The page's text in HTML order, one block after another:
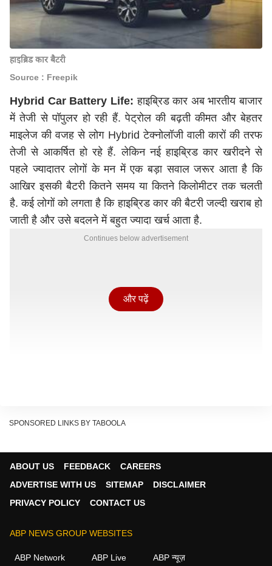
हाइब्रिड कार बैटरी
Source : Freepik
Hybrid Car Battery Life: हाइब्रिड कार अब भारतीय बाजार
में तेजी से पॉपुलर हो रही हैं. पेट्रोल की बढ़ती कीमत और बेहतर
माइलेज की वजह से लोग Hybrid टेक्नोलॉजी वाली कारों की तरफ
तेजी से आकर्षित हो रहे हैं. लेकिन नई हाइब्रिड कार खरीदने से
पहले ज्यादातर लोगों के मन में एक बड़ा सवाल जरूर आता है कि
आखिर इसकी बैटरी कितने समय या कितने किलोमीटर तक चलती
है. कई लोगों को लगता है कि हाइब्रिड कार की बैटरी जल्दी खराब हो
जाती है और उसे बदलने में बहुत ज्यादा खर्च आता है.
Continues below advertisement
जानकारी सामने आई है, उसने कई पुराने मिथ तोड़ दिए हैं. रिपोर्ट के
लंबा साथ देती है. सही तरीके से इस्तेमाल और समय पर सर्विसिंग
और पढ़ें
SPONSORED LINKS BY TABOOLA
ABOUT US FEEDBACK
CAREERS
ADVERTISE WITH US
SITEMAP
DISCLAIMER
PRIVACY POLICY
CONTACT US
ABP NEWS GROUP WEBSITES
ABP Network ABP Live ABP न्यूज़